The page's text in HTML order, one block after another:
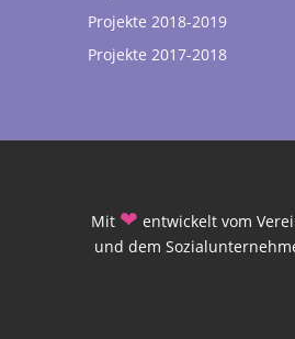
Projekte 2018-2019
Projekte 2017-2018
Mit ❤ entwickelt vom
und dem